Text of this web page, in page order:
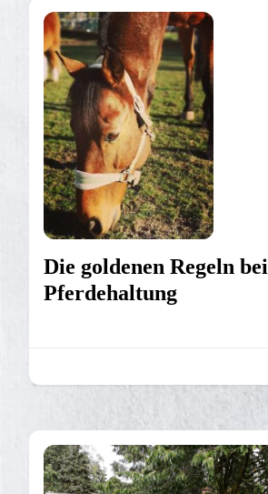
Die goldenen Regeln
Pferdehaltung